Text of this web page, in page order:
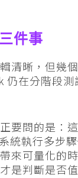
件事
清晰，但幾
在分階段
要問的是：
統執行多步
來可量化的
是判斷是否